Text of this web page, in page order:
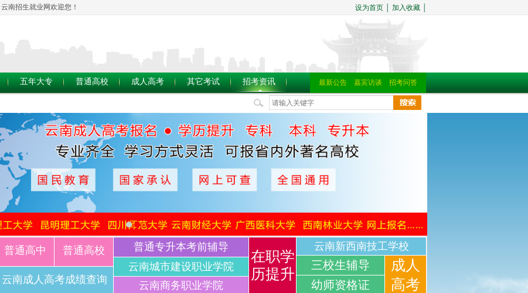
云南招生就业网欢迎您！ 设为首页 加入收藏
五年大专 普通高校 成人高考 其它考试 招考资讯 最新公告 嘉宾访谈 招考问答
普通高中 普通高校
云南成人高考成绩查询
普通专升本考前辅导
云南城市建设职业学院
云南商务职业学院
在职学
历提升
云南新西南技工学校
三校生辅导
幼师资格证
成人
高考